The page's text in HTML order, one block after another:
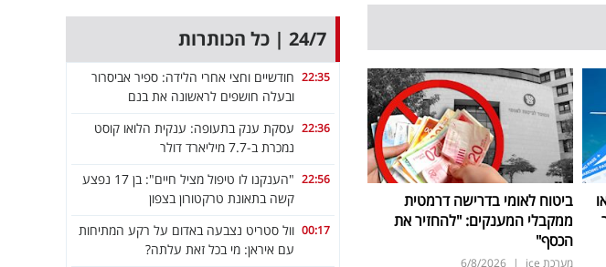
ביטוח לאומי בדרישה דרמטית
ממקבלי המענקים: "להחזיר את
הכסף"
מערכת ice |
6/8/2026
24/7 | כל הכותרות
22:35 חודשיים וחצי אחרי הלידה: ספיר אביסרור
ובעלה חושפים לראשונה את בנם
22:36 עסקת ענק בתעופה: ענקית הלואו קוסט
נמכרת ב-7.7 מיליארד דולר
22:56
"הענקנו לו טיפול מציל חיים": בן 17 נפצע
קשה בתאונת טרקטורון בצפון
00:17 וול סטריט נצבעה באדום על רקע המתיחות
עם איראן: מי בכל זאת עלתה?